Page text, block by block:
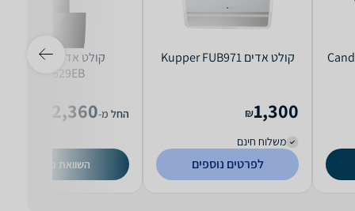
קולט אדים Kupper FUB971
1,300
₪
משלוח חינם
לפרטים נוספים
קולט אדים Gorenje
WHI629EB
החל מ-2,360
השוואת מחירים